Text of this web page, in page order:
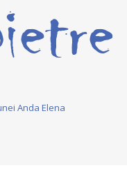
Anda Elena